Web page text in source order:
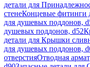
детали для
стенеКонцевые фитинги
для душевых поддонов,
душевых поддонов, d52
детали для Крышки
для душевых поддонов,
отверстияОтводная